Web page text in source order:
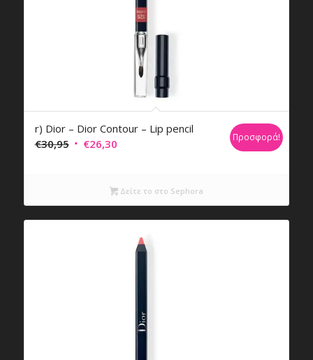
r) Dior – Dior Contour – Lip pencil
€30,95 Original
€26,30Η
είναι:
€26,30.
Προσφορά!
Δείτε το στο Sephora